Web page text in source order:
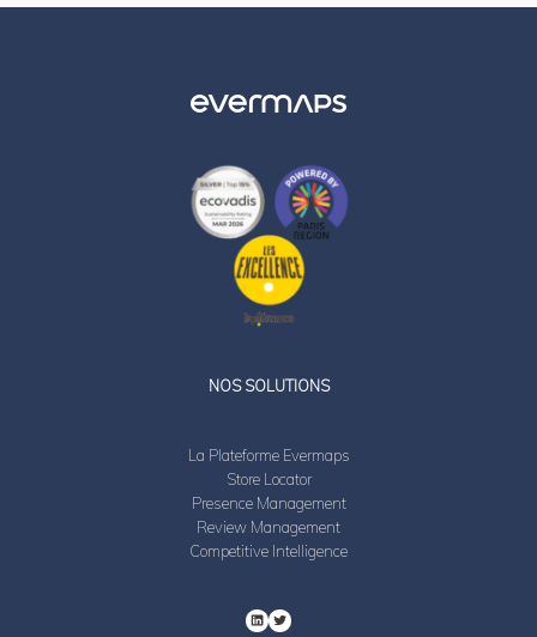
NOS SOLUTIONS
La Plateforme Evermaps
Store Locator
Presence Management
Review Management
Competitive Intelligence